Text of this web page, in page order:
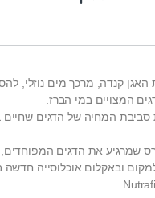
קנדה, מרכך מים נוזלי,
המצויים במי הברז.
המחיה של הדגים שחיים
שמרגיע את הדגים
ובאקלום אוכלוסייה חדשה